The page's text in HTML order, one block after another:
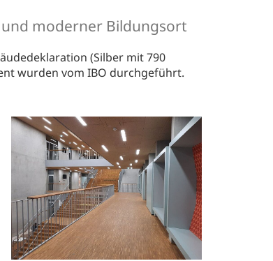
moderner Bildungsort
(Silber mit 790
wurden vom IBO durchgeführt.